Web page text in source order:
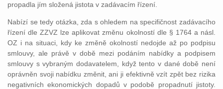
propadla jím složená jistota v zadávacím řízení.
Nabízí se tedy otázka, zda s ohledem na specifičnost zadávacího
řízení dle ZZVZ lze aplikovat změnu okolností dle § 1764 a násl.
OZ i na situaci, kdy ke změně okolností nedojde až po podpisu
smlouvy, ale právě v době mezi podáním nabídky a podpisem
smlouvy s vybraným dodavatelem, když tento v dané době není
oprávněn svoji nabídku změnit, ani ji efektivně vzít zpět bez rizika
negativních ekonomických dopadů v podobě propadnutí jistoty.